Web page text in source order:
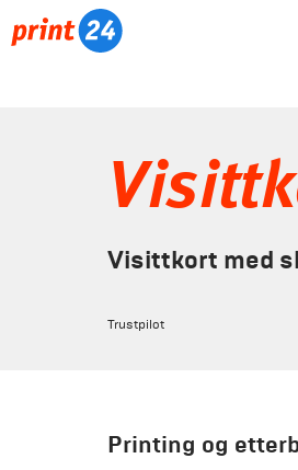
Visittkort med
Trustpilot
Printing og